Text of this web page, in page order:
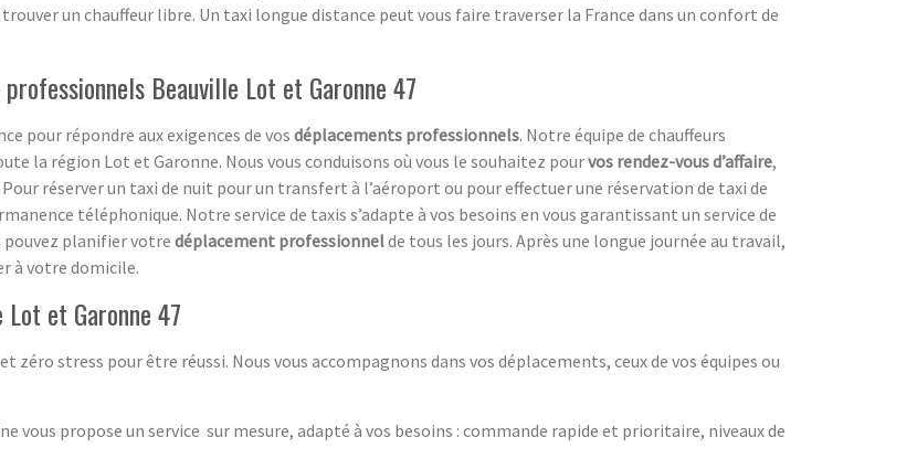
un chauffeur libre. Un taxi longue distance peut vous faire traverser la France dans un confort de
Beauville Lot et Garonne 47
pour répondre aux exigences de vosdéplacements professionnels. Notre équipe de chauffeurs
la région Lot et Garonne. Nous vous conduisons où vous le souhaitez pourvos rendez-vous d’affaire,
réserver un taxi de nuit pour un transfert à l’aéroport ou pour effectuer une réservation de taxi de
téléphonique. Notre service de taxis s’adapte à vos besoins en vous garantissant un service de
pouvez planifier votre déplacement professionnelde tous les jours. Après une longue journée au travail,
à votre domicile.
Lot et Garonne 47
stress pour être réussi. Nous vous accompagnons dans vos déplacements, ceux de vos équipes ou
vous propose un service sur mesure, adapté à vos besoins : commande rapide et prioritaire, niveaux de